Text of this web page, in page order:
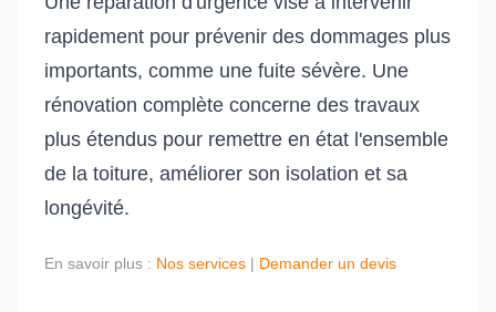
rapidement pour prévenir des dommages plus
importants, comme une fuite sévère. Une
rénovation complète concerne des travaux
plus étendus pour remettre en état l'ensemble
de la toiture, améliorer son isolation et sa
longévité.
En savoir plus : Nos services | Demander un devis